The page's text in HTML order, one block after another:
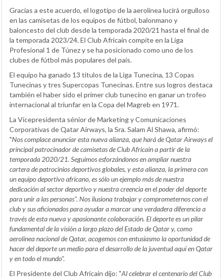
Gracias a este acuerdo, el logotipo de la aerolínea lucirá orgulloso
en las camisetas de los equipos de fútbol, balonmano y
baloncesto del club desde la temporada 2020/21 hasta el final de
la temporada 2023/24. El Club Africain compite en la Liga
Profesional 1 de Túnez y se ha posicionado como uno de los
clubes de fútbol más populares del país.
El equipo ha ganado 13 títulos de la Liga Tunecina, 13 Copas
Tunecinas y tres Supercopas Tunecinas. Entre sus logros destaca
también el haber sido el primer club tunecino en ganar un trofeo
internacional al triunfar en la Copa del Magreb en 1971.
La Vicepresidenta sénior de Marketing y Comunicaciones
Corporativas de Qatar Airways, la Sra. Salam Al Shawa, afirmó:
"Nos complace anunciar esta nueva alianza, que hará de Qatar Airways el
principal patrocinador de camisetas de Club Africain a partir de la
temporada 2020/21. Seguimos esforzándonos en ampliar nuestra
cartera de patrocinios deportivos globales, y esta alianza, la primera con
un equipo deportivo africano, es sólo un ejemplo más de nuestra
dedicación al sector deportivo y nuestra creencia en el poder del deporte
para unir a las personas". Nos ilusiona trabajar y comprometernos con el
club y sus aficionados para ayudar a marcar una verdadera diferencia a
través de esta nueva y apasionante colaboración. El deporte es un pilar
fundamental de la visión a largo plazo del Estado de Qatar y, como
aerolínea nacional de Qatar, acogemos con entusiasmo la oportunidad de
hacer del deporte un medio para el desarrollo de la juventud aquí en Qatar
y en todo el mundo".
El Presidente del Club Africain dijo: "Al celebrar el centenario del Club